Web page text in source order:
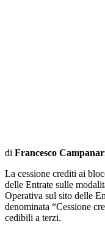
di Francesco
La cessione crediti ai
delle Entrate sulle
Operativa sul sito delle
denominata “Cessione
cedibili a terzi.